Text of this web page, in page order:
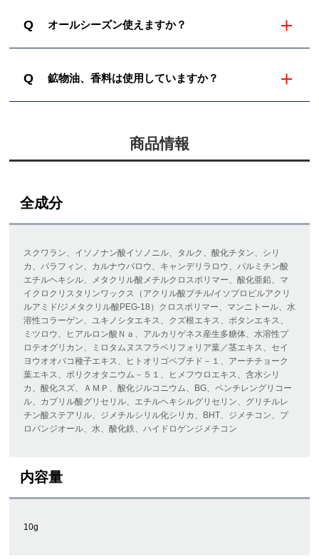
Q オールシーズン使えますか？
Q 鉱物油、香料は使用していますか？
商品情報
全成分
スクワラン、イソノナン酸イソノニル、タルク、酸化チタン、シリ
カ、パラフィン、カルナウバロウ、キャンデリラロウ、パルミチン酸
エチルヘキシル、メタクリル酸メチルクロスポリマー、酸化亜鉛、マ
イクロクリスタリンワックス（アクリル酸ブチル/イソプロピルアクリ
ルアミド/ジメタクリル酸PEG-18）クロスポリマー、マンニトール、水
溶性コラーゲン、ユキノシタエキス、クズ根エキス、ボタンエキス、
ミツロウ、ヒアルロン酸Ｎａ、アルカリゲネス産生多糖体、水溶性プ
ロテオグリカン、ミロタムヌスフラベリフォリア葉／茎エキス、セイ
ヨウオオバコ種子エキス、ヒトオリゴペプチド－１、アーチチョーク
葉エキス、ポリクオタニウム－５１、ヒメフウロエキス、含水シリ
カ、酸化スズ、ＡＭＰ、酸化ジルコニウム、BG、ペンチレングリコー
ル、カプリル酸グリセリル、エチルヘキシルグリセリン、グリチルレ
チン酸ステアリル、ジメチルシリル化シリカ、BHT、ジメチコン、プ
ロパンジオール、水、酸化鉄、ハイドロゲンジメチコン
内容量
10g